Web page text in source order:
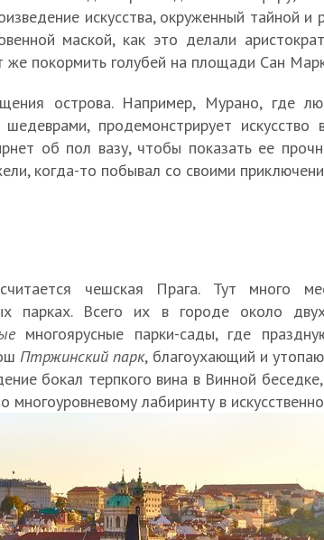
искусства, окруженный тайной
маской, как это делали
же покормить голубей на площади Сан
острова. Например, Мурано, где
продемонстрирует искусство
об пол вазу, чтобы показать ее
когда-то побывал со своими
чешская Прага. Тут много
парках. Всего их в городе около
многоярусные парки-сады, где
Птржинский парк, благоухающий и
бокал терпкого вина в Винной беседке,
многоуровневому лабиринту в